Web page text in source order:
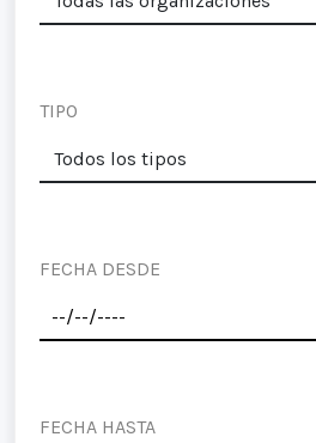
TIPO
FECHA DESDE
FECHA HASTA